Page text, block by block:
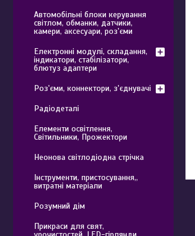
Автомобільні блоки керування
світлом, обманки, датчики,
камери, аксесуари, роз'єми
Електронні модулі, складання,
індикатори, стабілізатори,
блютуз адаптери
Роз'єми, коннектори, з'єднувачі
Радіодеталі
Елементи освітлення,
Світильники, Прожектори
Неонова світлодіодна стрічка
Інструменти, пристосування,,
витратні матеріали
Розумний дім
Прикраси для свят,